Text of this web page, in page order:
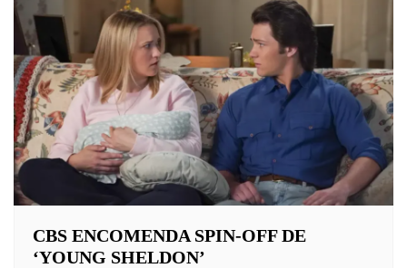
CBS ENCOMENDA SPIN-OFF DE
‘YOUNG SHELDON’